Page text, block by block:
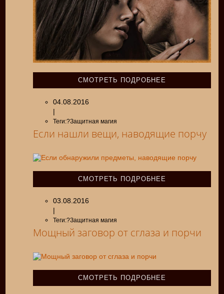
СМОТРЕТЬ ПОДРОБНЕЕ
04.08.2016
|
Теги:?Защитная магия
Если нашли вещи, наводящие порчу
СМОТРЕТЬ ПОДРОБНЕЕ
03.08.2016
|
Теги:?Защитная магия
Мощный заговор от сглаза и порчи
СМОТРЕТЬ ПОДРОБНЕЕ